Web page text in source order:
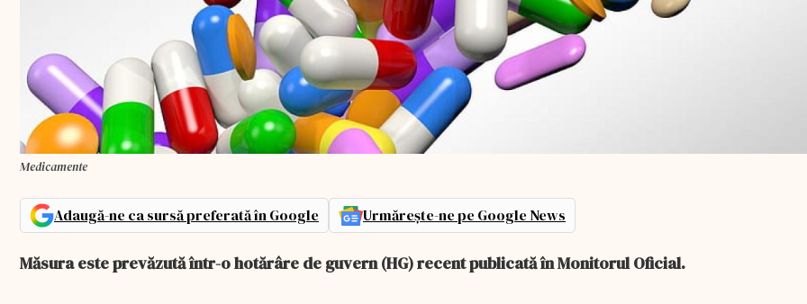
Medicamente
Adaugă-ne ca sursă preferată în Google Urmărește-ne pe Google News
Măsura este prevăzută într-o hotărâre de guvern (HG) recent publicată în Monitorul Oficial.